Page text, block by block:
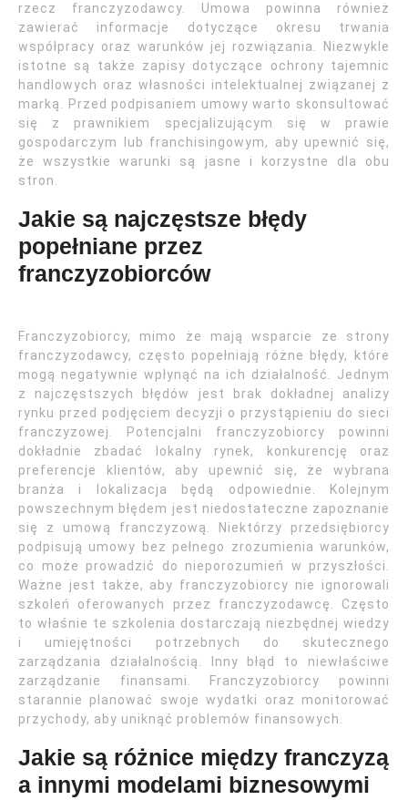
rzecz franczyzodawcy. Umowa powinna również
zawierać informacje dotyczące okresu trwania
współpracy oraz warunków jej rozwiązania. Niezwykle
istotne są także zapisy dotyczące ochrony tajemnic
handlowych oraz własności intelektualnej związanej z
marką. Przed podpisaniem umowy warto skonsultować
się z prawnikiem specjalizującym się w prawie
gospodarczym lub franchisingowym, aby upewnić się,
że wszystkie warunki są jasne i korzystne dla obu
stron.
Jakie są najczęstsze błędy
popełniane przez
franczyzobiorców
Franczyzobiorcy, mimo że mają wsparcie ze strony
franczyzodawcy, często popełniają różne błędy, które
mogą negatywnie wpłynąć na ich działalność. Jednym
z najczęstszych błędów jest brak dokładnej analizy
rynku przed podjęciem decyzji o przystąpieniu do sieci
franczyzowej. Potencjalni franczyzobiorcy powinni
dokładnie zbadać lokalny rynek, konkurencję oraz
preferencje klientów, aby upewnić się, że wybrana
branża i lokalizacja będą odpowiednie. Kolejnym
powszechnym błędem jest niedostateczne zapoznanie
się z umową franczyzową. Niektórzy przedsiębiorcy
podpisują umowy bez pełnego zrozumienia warunków,
co może prowadzić do nieporozumień w przyszłości.
Ważne jest także, aby franczyzobiorcy nie ignorowali
szkoleń oferowanych przez franczyzodawcę. Często
to właśnie te szkolenia dostarczają niezbędnej wiedzy
i umiejętności potrzebnych do skutecznego
zarządzania działalnością. Inny błąd to niewłaściwe
zarządzanie finansami. Franczyzobiorcy powinni
starannie planować swoje wydatki oraz monitorować
przychody, aby uniknąć problemów finansowych.
Jakie są różnice między franczyzą
a innymi modelami biznesowymi